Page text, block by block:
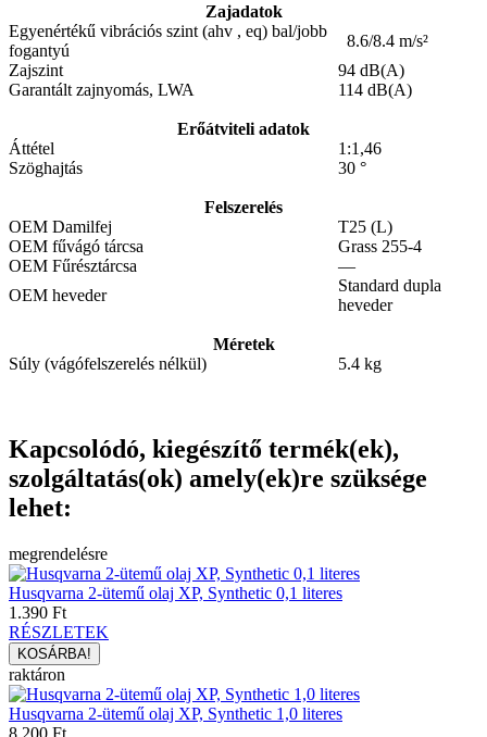
Zajadatok
Egyenértékű vibrációs szint (ahv , eq) bal/jobb
fogantyú
8.6/8.4 m/s²
Zajszint
94 dB(A)
Garantált zajnyomás, LWA
114 dB(A)
Erőátviteli adatok
Áttétel
1:1,46
Szöghajtás
30 °
Felszerelés
OEM Damilfej
T25 (L)
OEM fűvágó tárcsa
Grass 255-4
OEM Fűrésztárcsa
—
OEM heveder
Standard dupla
heveder
Méretek
Súly (vágófelszerelés nélkül)
5.4 kg
Kapcsolódó, kiegészítő termék(ek),
szolgáltatás(ok) amely(ek)re szüksége
lehet:
megrendelésre
Husqvarna 2-ütemű olaj XP, Synthetic 0,1 literes
1.390 Ft
RÉSZLETEK
raktáron
Husqvarna 2-ütemű olaj XP, Synthetic 1,0 literes
8.200 Ft